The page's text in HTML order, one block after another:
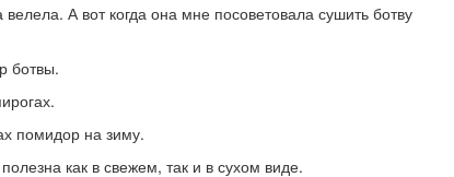
А вот когда она мне посоветовала сушить ботву
ботвы.
помидор на зиму.
как в свежем, так и в сухом виде.